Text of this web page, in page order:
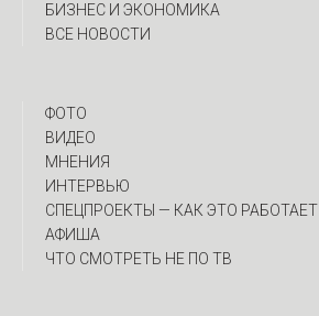
БИЗНЕС И ЭКОНОМИКА
ВСЕ НОВОСТИ
ФОТО
ВИДЕО
МНЕНИЯ
ИНТЕРВЬЮ
CПЕЦПРОЕКТЫ — КАК ЭТО РАБОТАЕТ
АФИША
ЧТО СМОТРЕТЬ НЕ ПО ТВ